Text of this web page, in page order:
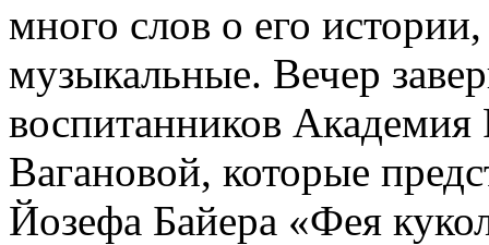
много слов о его
музыкальные. Вечер
воспитанников
Вагановой, которые
Йозефа Байера «Фея